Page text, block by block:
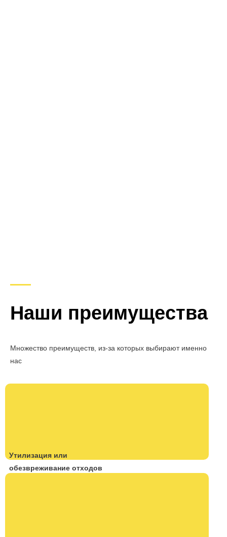
Утилизация или
обезвреживание отходов
Наши преимущества
Множество преимуществ, из-за которых выбирают именно
нас